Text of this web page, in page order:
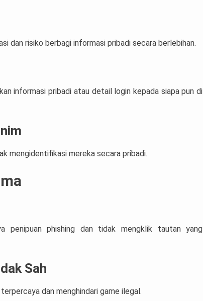
dan risiko berbagi informasi pribadi secara berlebihan.
informasi pribadi atau detail login kepada siapa pun di
mengidentifikasi mereka secara pribadi.
penipuan phishing dan tidak mengklik tautan yang
Sah
dan menghindari game ilegal.